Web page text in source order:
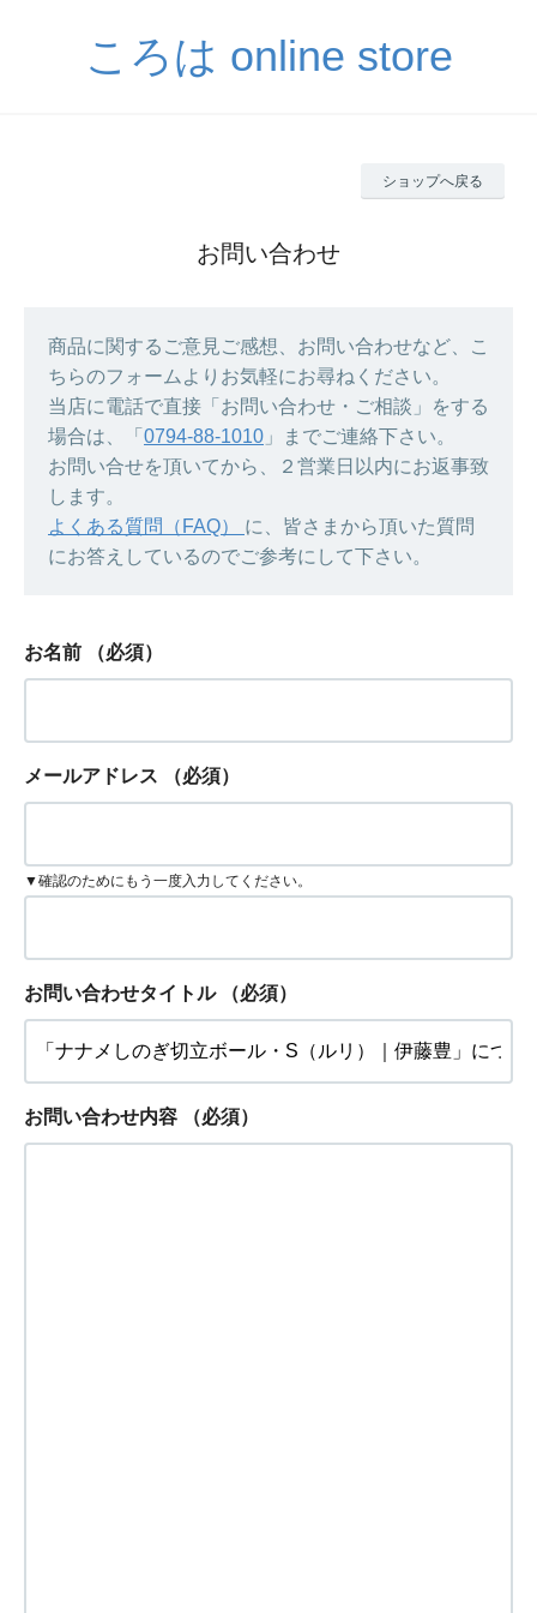
ころは online store
ショップへ戻る
お問い合わせ
商品に関するご意見ご感想、お問い合わせなど、こ
ちらのフォームよりお気軽にお尋ねください。
当店に電話で直接「お問い合わせ・ご相談」をする
場合は、「 0794-88-1010 」までご連絡下さい。
お問い合せを頂いてから、２営業日以内にお返事致
します。
よくある質問（FAQ） に、皆さまから頂いた質問
にお答えしているのでご参考にして下さい。
お名前 （必須）
メールアドレス （必須）
▼確認のためにもう一度入力してください。
お問い合わせタイトル （必須）
お問い合わせ内容 （必須）